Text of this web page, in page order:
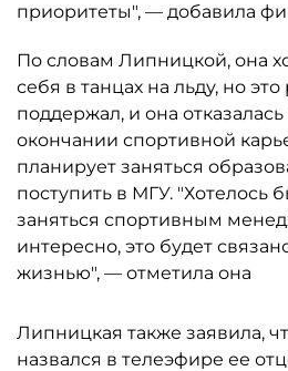
приоритеты", — добавила
По словам Липницкой, она
себя в танцах на льду, но
поддержал, и она
окончании спортивной
планирует заняться
поступить в МГУ. "Хотелось
заняться спортивным
интересно, это будет
жизнью", — отметила она
Липницкая также заявила,
назвался в телеэфире ее